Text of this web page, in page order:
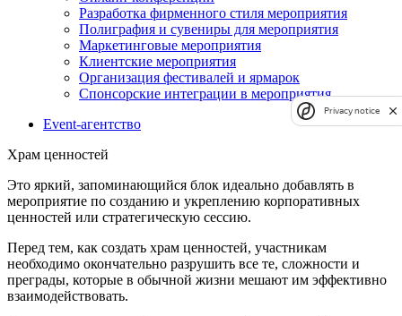
Разработка фирменного стиля мероприятия
Полиграфия и сувениры для мероприятия
Маркетинговые мероприятия
Клиентские мероприятия
Организация фестивалей и ярмарок
Спонсорские интеграции в мероприятия
Event-агентство
Храм ценностей
Это яркий, запоминающийся блок идеально добавлять в
мероприятие по созданию и укреплению корпоративных
ценностей или стратегическую сессию.
Перед тем, как создать храм ценностей, участникам
необходимо окончательно разрушить все те, сложности и
преграды, которые в обычной жизни мешают им эффективно
взаимодействовать.
Privacy notice